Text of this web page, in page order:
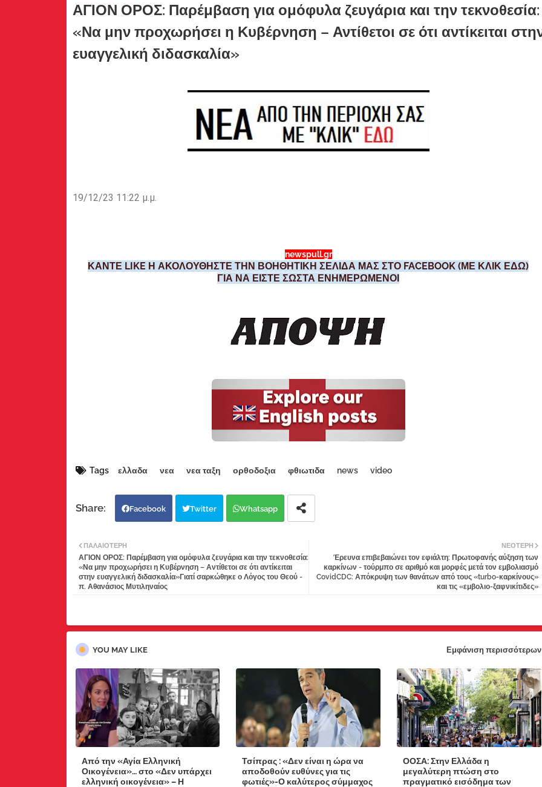
ΑΓΙΟΝ ΟΡΟΣ: Παρέμβαση για ομόφυλα ζευγάρια και την τεκνοθεσία:
«Να μην προχωρήσει η Κυβέρνηση – Αντίθετοι σε ότι αντίκειται
ευαγγελική διδασκαλία»
19/12/23 11:22 μ.μ.
newspull.gr
ΚΑΝΤΕ LIKE Η ΑΚΟΛΟΥΘΗΣΤΕ ΤΗΝ ΒΟΗΘΗΤΙΚΗ ΣΕΛΙΔΑ ΜΑΣ ΣΤΟ FACEBOOK (ΜΕ ΚΛΙΚ ΕΔΩ)
ΓΙΑ ΝΑ ΕΙΣΤΕ ΣΩΣΤΑ ΕΝΗΜΕΡΩΜΕΝΟΙ
Tags ελλαδα νεα νεα ταξη ορθοδοξια φθιωτιδα news video
Facebook Twitter Whatsapp
ΝΕΌΤΕΡΗ
Έρευνα επιβεβαιώνει τον εφιάλτη: Πρωτοφανής αύξηση των
καρκίνων - τούρμπο σε αριθμό και μορφές μετά τον εμβολιασμό
CovidCDC: Απόκρυψη των θανάτων από τους «turbo-καρκίνους»
και τις «εμβολιο-ξαφνικίτιδες»
ΠΑΛΑΙΌΤΕΡΗ
ΑΓΙΟΝ ΟΡΟΣ: Παρέμβαση για ομόφυλα ζευγάρια και την τεκνοθεσία:
«Να μην προχωρήσει η Κυβέρνηση – Αντίθετοι σε ότι αντίκειται
στην ευαγγελική διδασκαλία»Γιατί σαρκώθηκε ο Λόγος του Θεού -
π. Αθανάσιος Μυτιληναίος
YOU MAY LIKE Εμφάνιση περισσότερων
Από την «Αγία Ελληνική
Οικογένεια»… στο «Δεν υπάρχει
ελληνική οικογένεια» – Η
Τσίπρας : «Δεν είναι η ώρα να
αποδοθούν ευθύνες για τις
φωτιές»-Ο καλύτερος σύμμαχος
ΟΟΣΑ: Στην Ελλάδα η
μεγαλύτερη πτώση στο
πραγματικό εισόδημα των